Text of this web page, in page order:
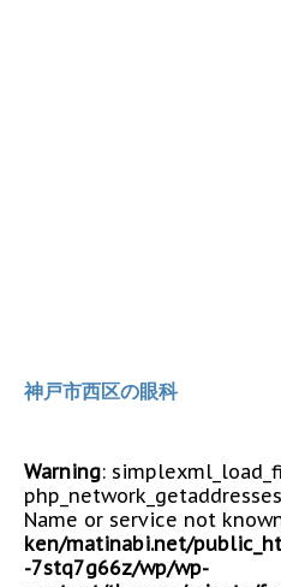
神戸市西区の眼科
Warning:
Name or service not
ken/matinabi.net/
-7stq7g66z/wp/wp-